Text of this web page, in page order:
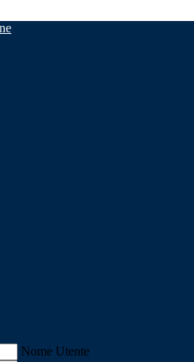
Nome Utente